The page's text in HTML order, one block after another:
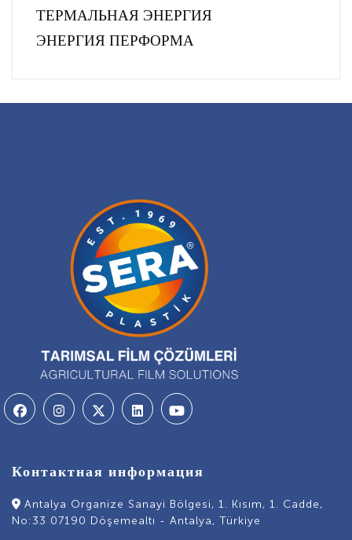
ТЕРМАЛЬНАЯ ЭНЕРГИЯ
ЭНЕРГИЯ ПЕРФОРМА
Контактная информация
Antalya Organize Sanayi Bölgesi, 1. Kısım, 1. Cadde,
No:33 07190 Döşemealtı - Antalya, Türkiye